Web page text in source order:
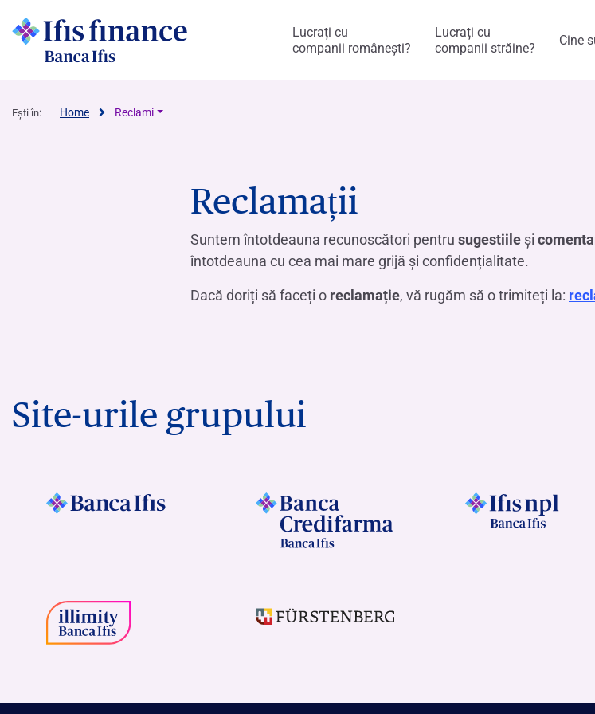
Lucrați cu
companii românești?
Lucrați cu
companii străine?
Cine
Ești în: Home Reclami
Reclamații
Suntem întotdeauna recunoscători pentru sugestiile și
întotdeauna cu cea mai mare grijă și confidențialitate.
Dacă doriți să faceți o reclamație, vă rugăm să o trimiteți la:
Site-urile grupului